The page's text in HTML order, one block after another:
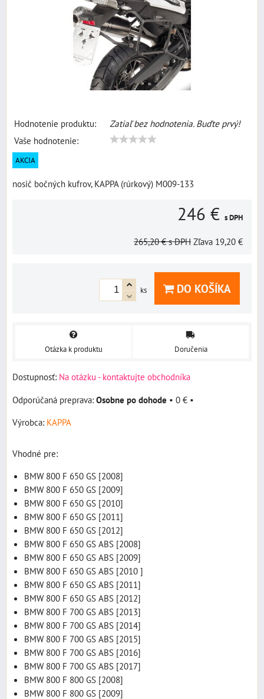
Hodnotenie produktu:
Zatiaľ bez hodnotenia. Buďte prvý!
Vaše hodnotenie:
AKCIA
nosič bočných kufrov, KAPPA (rúrkový) M009-133
246 € s DPH
265,20 € s DPH Zľava 19,20 €
ks DO KOŠÍKA
Otázka k produktu Doručenia
Dostupnosť: Na otázku - kontaktujte obchodníka
Osobne po dohode • 0 € •
Výrobca: KAPPA
Vhodné pre:
BMW 800 F 650 GS [2008]
BMW 800 F 650 GS [2009]
BMW 800 F 650 GS [2010]
BMW 800 F 650 GS [2011]
BMW 800 F 650 GS [2012]
BMW 800 F 650 GS ABS [2008]
BMW 800 F 650 GS ABS [2009]
BMW 800 F 650 GS ABS [2010 ]
BMW 800 F 650 GS ABS [2011]
BMW 800 F 650 GS ABS [2012]
BMW 800 F 700 GS ABS [2013]
BMW 800 F 700 GS ABS [2014]
BMW 800 F 700 GS ABS [2015]
BMW 800 F 700 GS ABS [2016]
BMW 800 F 700 GS ABS [2017]
BMW 800 F 800 GS [2008]
BMW 800 F 800 GS [2009]